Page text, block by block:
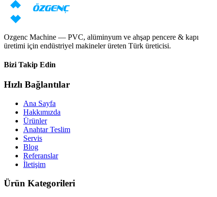
Fiyat talebi Kataloğu indir
Ozgenc Machine — PVC, alüminyum ve ahşap pencere & kapı
üretimi için endüstriyel makineler üreten Türk üreticisi.
Bizi Takip Edin
Hızlı Bağlantılar
Ana Sayfa
Hakkımızda
Ürünler
Anahtar Teslim
Servis
Blog
Referanslar
İletişim
Ürün Kategorileri